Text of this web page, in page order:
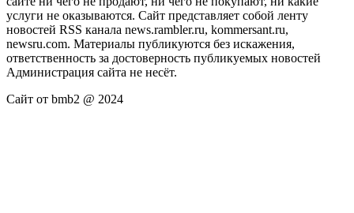
услуги не оказываются. Сайт представляет собой ленту
новостей RSS канала news.rambler.ru, kommersant.ru,
newsru.com. Материалы публикуются без искажения,
ответственность за достоверность публикуемых новостей
Администрация сайта не несёт.
Сайт от bmb2 @ 2024